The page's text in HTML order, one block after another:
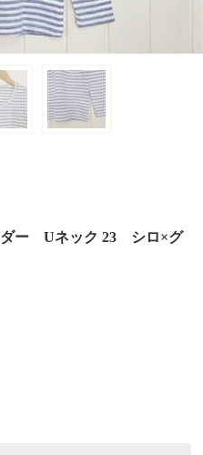
ダー Uネック 23 シロ×グ